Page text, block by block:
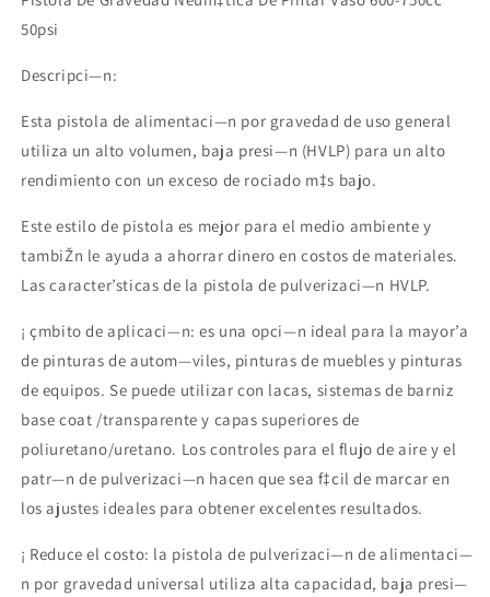
Pintar
Esprayado
Pintar
50psi
Descripci—n:
Esta pistola de alimentaci—n por gravedad de uso general
utiliza un alto volumen, baja presi—n (HVLP) para un alto
rendimiento con un exceso de rociado m‡s bajo.
Este estilo de pistola es mejor para el medio ambiente y
tambiŽn le ayuda a ahorrar dinero en costos de materiales.
Las caracter’sticas de la pistola de pulverizaci—n HVLP.
¡ çmbito de aplicaci—n: es una opci—n ideal para la mayor’a
de pinturas de autom—viles, pinturas de muebles y pinturas
de equipos. Se puede utilizar con lacas, sistemas de barniz
base coat /transparente y capas superiores de
poliuretano/uretano. Los controles para el flujo de aire y el
patr—n de pulverizaci—n hacen que sea f‡cil de marcar en
los ajustes ideales para obtener excelentes resultados.
¡ Reduce el costo: la pistola de pulverizaci—n de alimentaci—
n por gravedad universal utiliza alta capacidad, baja presi—
Compra ahora y paga a meses
sin tarjeta de crédito
Agrega tu producto al carrito yelige
pagar con Meses sin Tarjeta.
2 la cantidad de mesesy confirma.
débito u otros medios.